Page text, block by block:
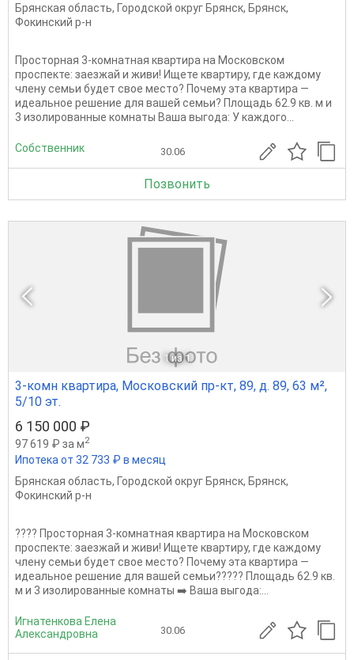
Брянская область, Городской округ Брянск, Брянск,
Фокинский р-н
Просторная 3-комнатная квартира на Московском
проспекте: заезжай и живи! Ищете квартиру, где каждому
члену семьи будет свое место? Почему эта квартира —
идеальное решение для вашей семьи? Площадь 62.9 кв. м и
3 изолированные комнаты Ваша выгода: У каждого...
Собственник 30.06
Позвонить
1 из 1
3-комн квартира, Московский пр-кт, 89, д. 89, 63 м²,
5/10 эт.
6 150 000 ₽
97 619 ₽ за м2
Ипотека от 32 733 ₽ в месяц
Брянская область, Городской округ Брянск, Брянск,
Фокинский р-н
???? Просторная 3-комнатная квартира на Московском
проспекте: заезжай и живи! Ищете квартиру, где каждому
члену семьи будет свое место? Почему эта квартира —
идеальное решение для вашей семьи????? Площадь 62.9 кв.
м и 3 изолированные комнаты ➡️ Ваша выгода:...
Игнатенкова Елена
Александровна
30.06